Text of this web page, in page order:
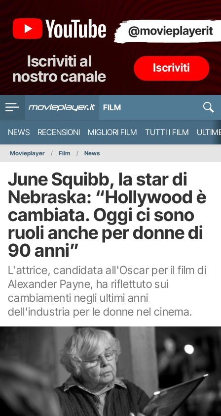
FILM
NEWS RECENSIONI MIGLIORI FILM TUTTI I FILM
Movieplayer Film News
June Squibb, la star di
Nebraska: “Hollywood è
cambiata. Oggi ci sono
ruoli anche per donne di
90 anni”
L'attrice, candidata all'Oscar per il film di
Alexander Payne, ha riflettuto sui
cambiamenti negli ultimi anni
dell'industria per le donne nel cinema.